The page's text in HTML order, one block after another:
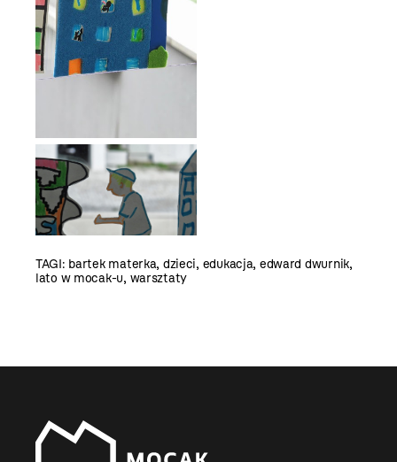
TAGI: bartek materka, dzieci, edukacja, edward dwurnik,
lato w mocak-u, warsztaty